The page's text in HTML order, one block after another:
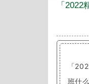
「
「
班什